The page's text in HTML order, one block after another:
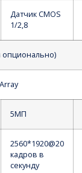
Датчик CMOS
1/2,8
5МП
2560*1920@20
кадров в
секунду